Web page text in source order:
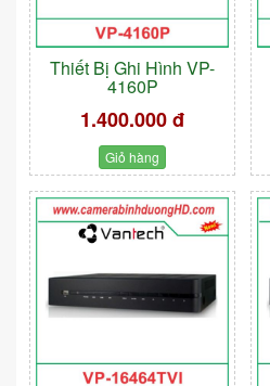
Thiết Bị Ghi Hình VP-
4160P
1.400.000 đ
Giỏ hàng